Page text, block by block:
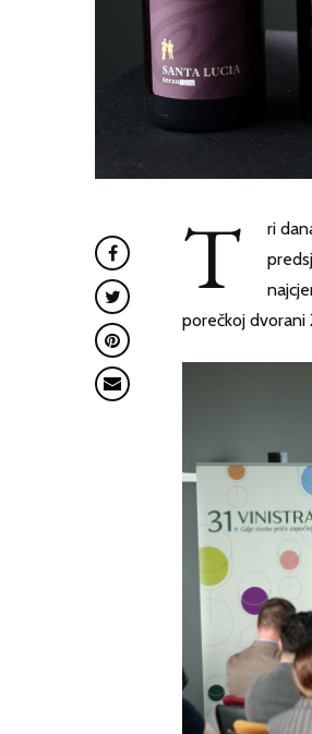
T
ri
porečkoj dvorani